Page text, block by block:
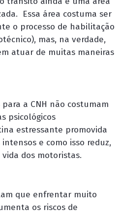
Essa área costuma ser
o processo de habilitação
mas, na verdade,
atuar de muitas maneiras
a CNH não costumam
psicológicos
estressante promovida
e como isso reduz,
dos motoristas.
que enfrentar muito
os riscos de